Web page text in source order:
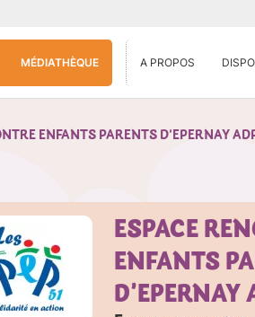
MÉDIATHÈQUE A PROPOS
ENFANTS PARENTS D’EPERNAY
ESPACE
ENFANTS
D’EPERNAY